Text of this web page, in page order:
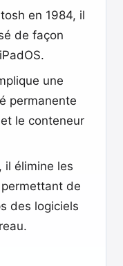
en 1984, il
de façon
une
permanente
le conteneur
il élimine les
de
des logiciels